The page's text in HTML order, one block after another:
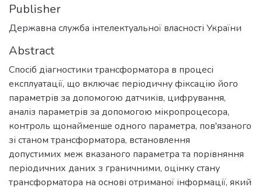
Publisher
Державна служба інтелектуальної власності України
Abstract
Спосіб діагностики трансформатора в процесі
експлуатації, що включає періодичну фіксацію його
параметрів за допомогою датчиків, цифрування,
аналіз параметрів за допомогою мікропроцесора,
контроль щонайменше одного параметра, пов'язаного
зі станом трансформатора, встановлення
допустимих меж вказаного параметра та порівняння
періодичних даних з граничними, оцінку стану
трансформатора на основі отриманої інформації, який